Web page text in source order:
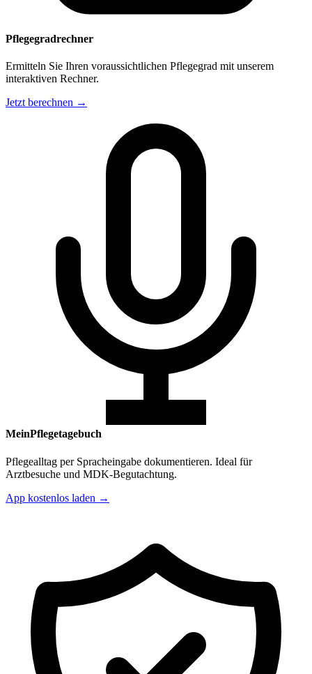
Pflegegradrechner
Ermitteln Sie Ihren voraussichtlichen Pflegegrad mit unserem
interaktiven Rechner.
Jetzt berechnen →
MeinPflegetagebuch
Pflegealltag per Spracheingabe dokumentieren. Ideal für
Arztbesuche und MDK-Begutachtung.
App kostenlos laden →